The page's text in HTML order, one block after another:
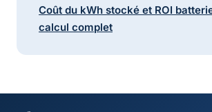
Coût du kWh stocké et ROI
calcul complet